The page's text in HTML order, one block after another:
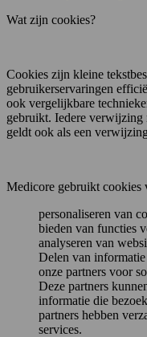
Wat zijn cookies?
Cookies zijn kleine
gebruikerservaringen
ook vergelijkbare
gebruikt. Iedere verwijzing
geldt ook als een
Medicore gebruikt cookies
personaliseren van
bieden van functies
analyseren van
Delen van
onze partners voor
Deze partners
informatie die
partners hebben
services.